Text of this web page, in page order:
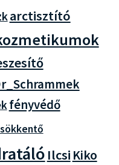
arctisztító
fényvédő
Ilcsi Kiko